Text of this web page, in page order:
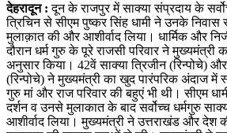
देहरादून : दून के राजपुर में साक्या संप्रदाय के
त्रिचिन से सीएम पुष्कर सिंह धामी ने उनके निवास
मुलाक़ात की और आशीर्वाद लिया। धार्मिक और
दौरान धर्म गुरु के पूरे राजसी परिवार ने मुख्यमंत्री
अनुसार किया। 42वें साक्या त्रिजीन (रिन्पोचे)
(रिन्पोचे) ने मुख्यमंत्री का खुद पारंपरिक अंदाज में
गुरु मां और राज परिवार की बहुएं भी थी। सीएम
दर्शन व उनसे मुलाकात के बाद सर्वोच्च धर्मगुरु
आशीर्वाद लिया। मुख्यमंत्री ने उत्तराखंड और देश